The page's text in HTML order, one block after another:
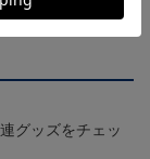
グッズをチェッ